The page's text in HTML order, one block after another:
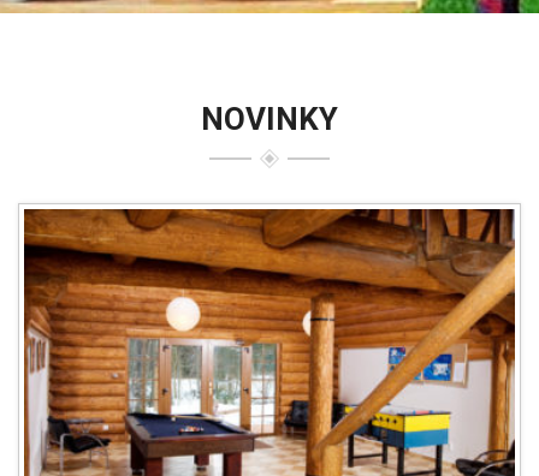
NOVINKY